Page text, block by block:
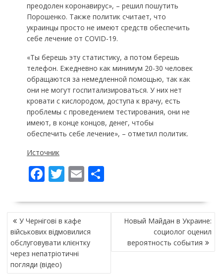
преодолен коронавирус», – решил пошутить
Порошенко. Также политик считает, что
украинцы просто не имеют средств обеспечить
себе лечение от COVID-19.
«Ты берешь эту статистику, а потом берешь
телефон. Ежедневно как минимум 20-30 человек
обращаются за немедленной помощью, так как
они не могут госпитализироваться. У них нет
кровати с кислородом, доступа к врачу, есть
проблемы с проведением тестирования, они не
имеют, в конце концов, денег, чтобы
обеспечить себе лечение», – отметил политик.
Источник
F
ac
e
b
o
o
k
T
w
itt
er
E
m
ai
П
ді
т
и
НАВІГАЦІЯ
ЗАПИСІВ
У Чернігові в кафе
військових відмовилися
обслуговувати клієнтку
через непатріотичні
погляди (відео)
Новый Майдан в Украине:
социолог оценил
вероятность события